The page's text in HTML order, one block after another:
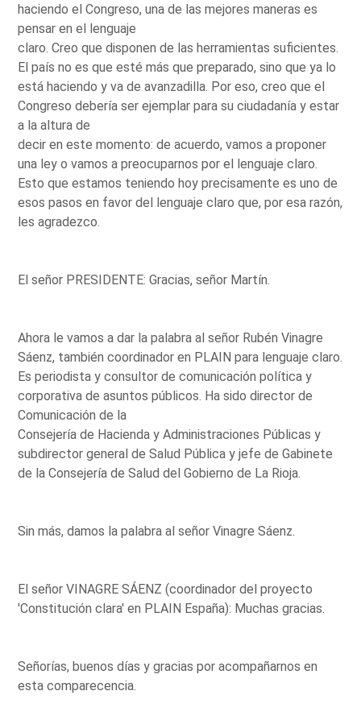
haciendo el Congreso, una de las mejores maneras es
pensar en el lenguaje
claro. Creo que disponen de las herramientas suficientes.
El país no es que esté más que preparado, sino que ya lo
está haciendo y va de avanzadilla. Por eso, creo que el
Congreso debería ser ejemplar para su ciudadanía y estar
a la altura de
decir en este momento: de acuerdo, vamos a proponer
una ley o vamos a preocuparnos por el lenguaje claro.
Esto que estamos teniendo hoy precisamente es uno de
esos pasos en favor del lenguaje claro que, por esa razón,
les agradezco.
El señor PRESIDENTE: Gracias, señor Martín.
Ahora le vamos a dar la palabra al señor Rubén Vinagre
Sáenz, también coordinador en PLAIN para lenguaje claro.
Es periodista y consultor de comunicación política y
corporativa de asuntos públicos. Ha sido director de
Comunicación de la
Consejería de Hacienda y Administraciones Públicas y
subdirector general de Salud Pública y jefe de Gabinete
de la Consejería de Salud del Gobierno de La Rioja.
Sin más, damos la palabra al señor Vinagre Sáenz.
El señor VINAGRE SÁENZ (coordinador del proyecto
'Constitución clara' en PLAIN España): Muchas gracias.
Señorías, buenos días y gracias por acompañarnos en
esta comparecencia.